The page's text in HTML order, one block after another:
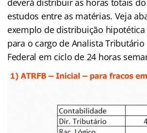
deverá distribuir as horas totais
estudos entre as matérias. Veja
exemplo de distribuição
para o cargo de Analista Tributário
Federal em ciclo de 24 horas